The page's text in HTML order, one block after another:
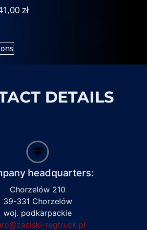
zł
DETAILS
headquarters:
Chorzelów 210
39-331 Chorzelów
woj. podkarpackie
regtruck.pl